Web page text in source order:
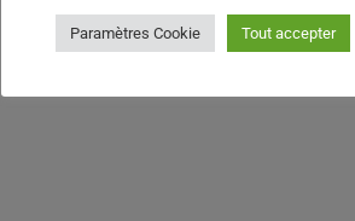
Paramètres Cookie Tout accepter